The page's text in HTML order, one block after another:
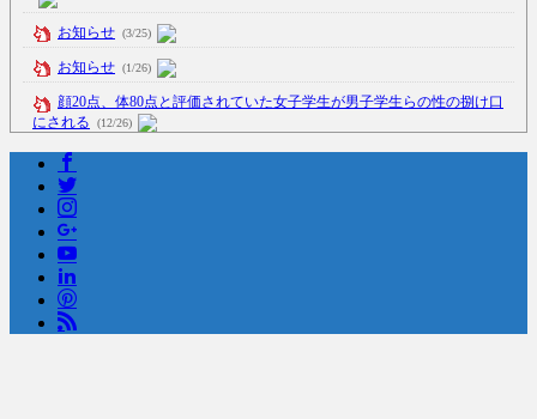
お知らせ (3/25)
お知らせ (1/26)
顔20点、体80点と評価されていた女子学生が男子学生らの性の捌け口
にされる
(12/26)
【中国】処理水の問題化狙うも不発？ASEAN関連会合で賛同広がらず
(7/13)
Powered by livedoor 相互RSS